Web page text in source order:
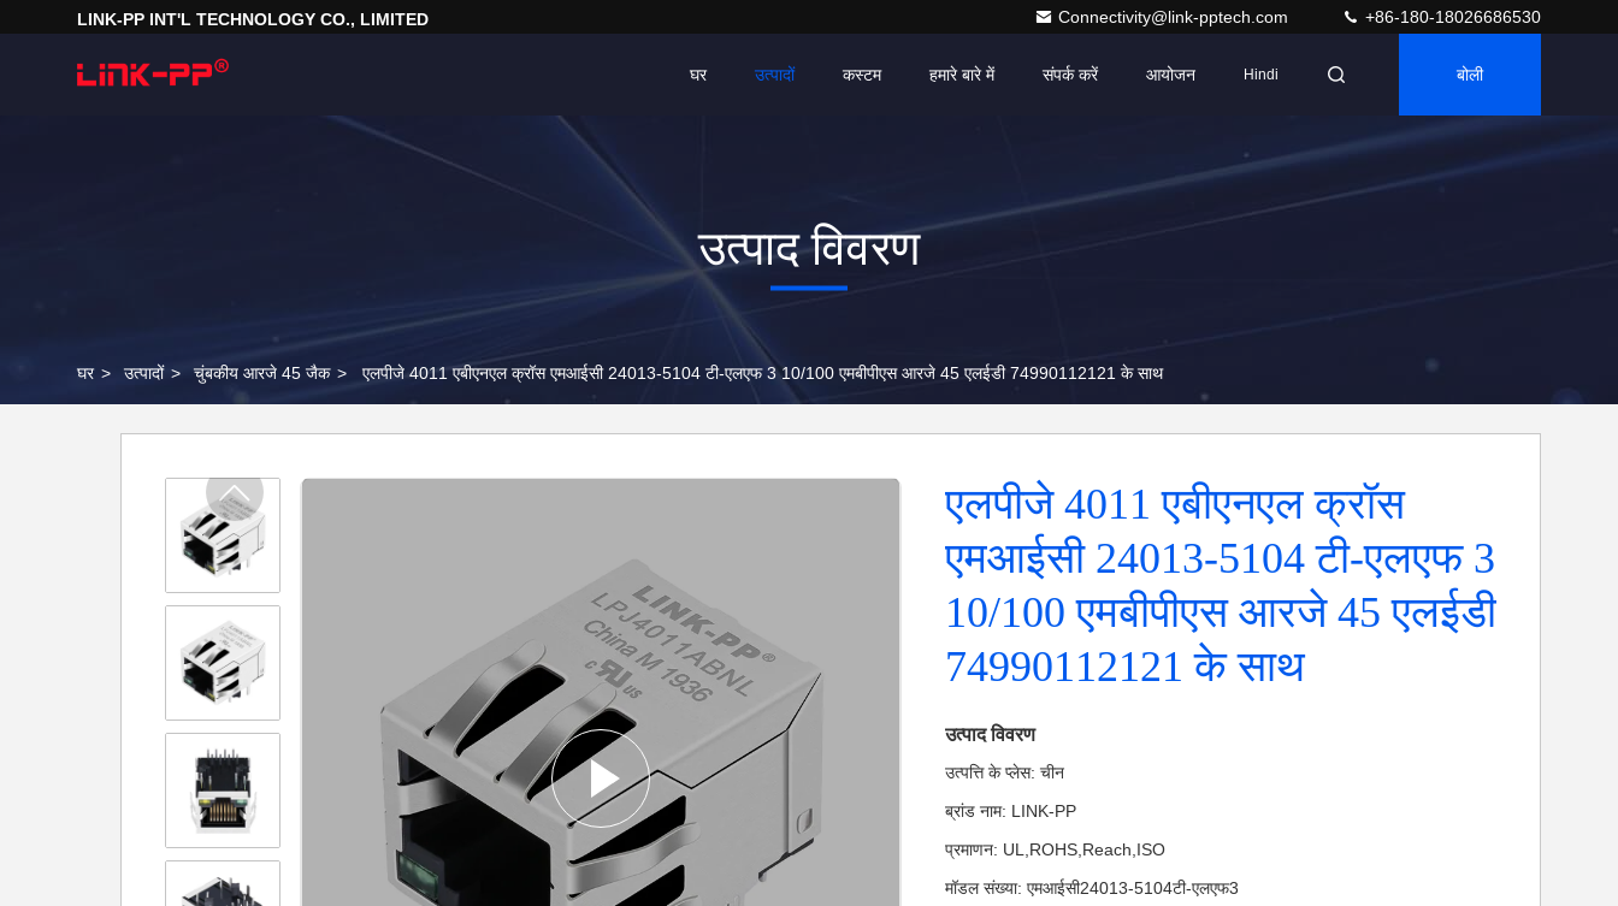
LINK-PP INT'L TECHNOLOGY CO., LIMITED Connectivity@link-pptech.com +86-180-18026686530
घर उत्पादों हमारे बारे में संपर्क करें आयोजन
कस्टम Hindi बोली
उत्पाद विवरण
घर > उत्पादों > चुंबकीय आरजे 45 जैक > एलपीजे 4011 एबीएनएल क्रॉस एमआईसी 24013-5104 टी-एलएफ 3 10/100 एमबीपीएस आरजे 45 एलईडी 74990112121 के साथ
एलपीजे 4011 एबीएनएल क्रॉस
एमआईसी 24013-5104 टी-एलएफ 3
10/100 एमबीपीएस आरजे 45 एलईडी
74990112121 के साथ
उत्पाद विवरण
उत्पत्ति के प्लेस: चीन
ब्रांड नाम: LINK-PP
प्रमाणन: UL,ROHS,Reach,ISO
मॉडल संख्या: एमआईसी24013-5104टी-एलएफ3